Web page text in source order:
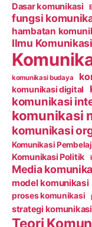
Dasar komunikasi
fungsi
hambatan
Ilmu Komunikasi
komunikasi budaya
komunikasi digital
komunikasi
komunikasi
komunikasi
Komunikasi
Komunikasi Politik
Media
model komunikasi
proses komunikasi
strategi komunikasi
Teori